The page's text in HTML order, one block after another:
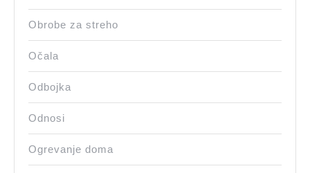
Obrobe za streho
Očala
Odbojka
Odnosi
Ogrevanje doma